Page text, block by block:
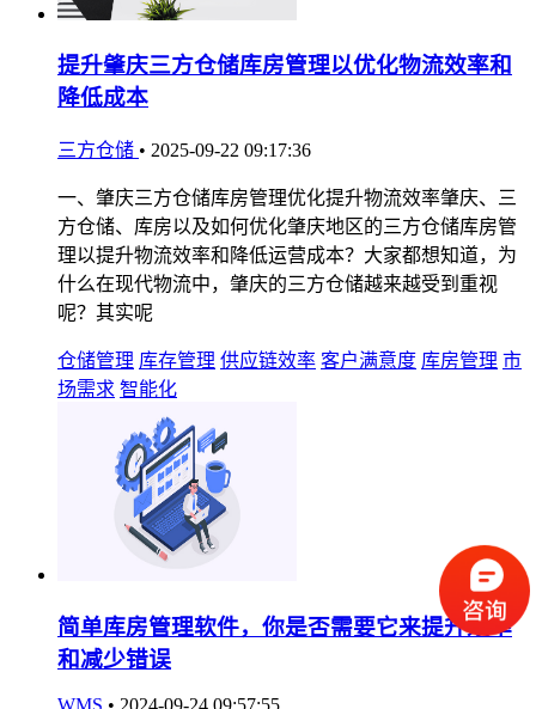
提升肇庆三方仓储库房管理以优化物流效率和
降低成本
三方仓储 • 2025-09-22 09:17:36
一、肇庆三方仓储库房管理优化提升物流效率肇庆、三
方仓储、库房以及如何优化肇庆地区的三方仓储库房管
理以提升物流效率和降低运营成本？大家都想知道，为
什么在现代物流中，肇庆的三方仓储越来越受到重视
呢？其实呢
仓储管理 库存管理 供应链效率 客户满意度 库房管理 市
场需求 智能化
简单库房管理软件，你是否需要它来提升效率
和减少错误